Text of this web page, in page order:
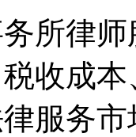
所律
收成
服务